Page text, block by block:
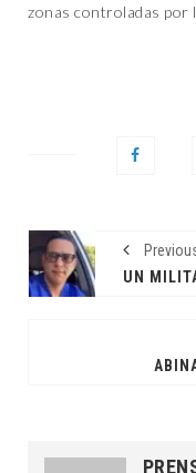
zonas controladas por